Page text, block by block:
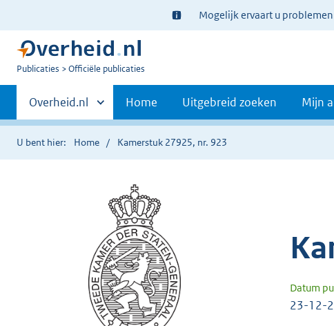
Ter
informatie:
Mogelijk ervaart u
U
Publicaties Officiële publicaties
Primaire
navigatie
Andere
sites
binnen
Overheid.nl Home Uitgebreid zoeken Mijn
U bent hier: Home Kamerstuk 27925, nr. 923
Datum
23-12-